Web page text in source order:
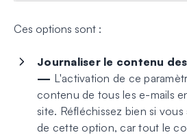
Ces options sont :
Journaliser le contenu
— L'activation de ce
contenu de tous les e-mails
site. Réfléchissez bien si
de cette option, car tout le